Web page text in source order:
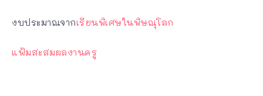
งบประมาณจากเรียนพิเศษในพิษณุโลก
แฟ้มสะสมผลงานครู